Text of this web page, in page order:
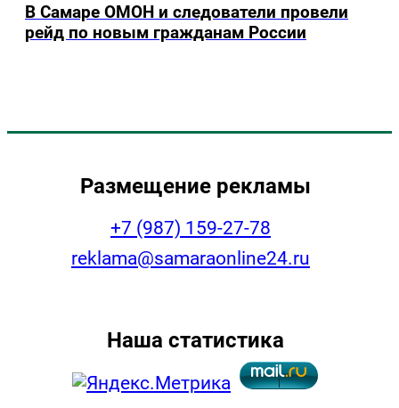
В Самаре ОМОН и следователи провели
рейд по новым гражданам России
Размещение рекламы
+7 (987) 159-27-78
reklama@samaraonline24.ru
Наша статистика